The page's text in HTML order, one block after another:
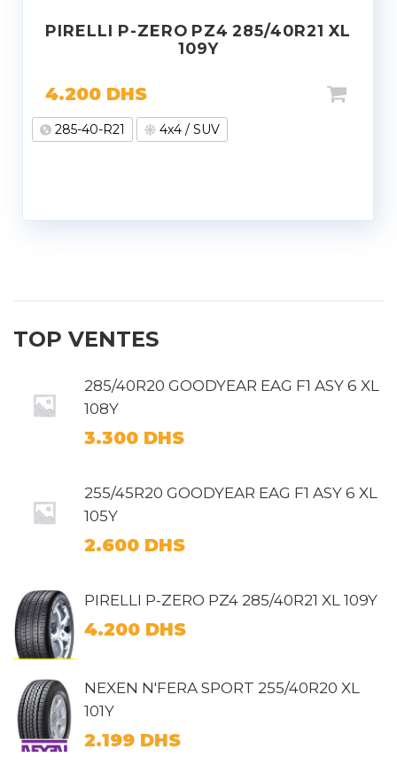
PIRELLI P-ZERO PZ4 285/40R21 XL
109Y
4.200 DHS
285-40-R21 4x4 / SUV
TOP VENTES
285/40R20 GOODYEAR EAG F1 ASY 6 XL
108Y
3.300 DHS
255/45R20 GOODYEAR EAG F1 ASY 6 XL
105Y
2.600 DHS
PIRELLI P-ZERO PZ4 285/40R21 XL 109Y
4.200 DHS
NEXEN N'FERA SPORT 255/40R20 XL
101Y
2.199 DHS